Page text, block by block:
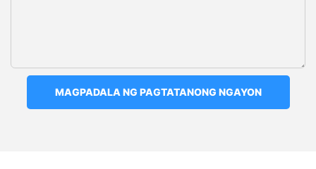
MAGPADALA NG PAGTATANONG NGAYON